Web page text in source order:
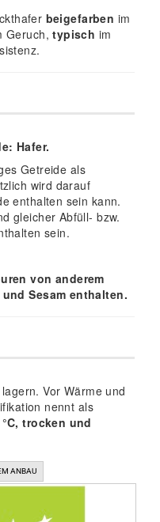
beigefarben im
Geruch,typisch im
Hafer.
Getreide als
wird darauf
enthalten sein kann.
gleicher Abfüll- bzw.
sein.
von anderem
Sesam enthalten.
Vor Wärme und
nennt als
trocken und
ANBAU